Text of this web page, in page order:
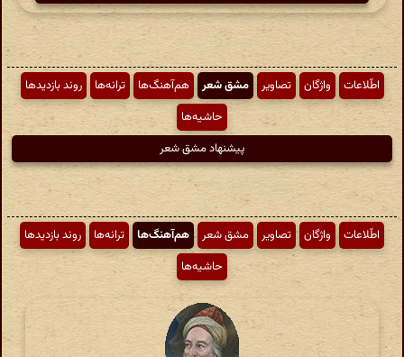
اطّلاعات واژگان تصاویر مشق شعر هم‌آهنگ‌ها ترانه‌ها
روند بازدیدها
حاشیه‌ها
پیشنهاد مشق شعر
اطّلاعات واژگان تصاویر مشق شعر هم‌آهنگ‌ها ترانه‌ها
روند بازدیدها
حاشیه‌ها